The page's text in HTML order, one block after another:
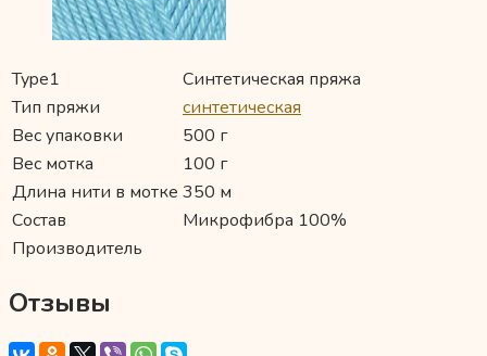
Type1
Синтетическая пряжа
Тип пряжи
синтетическая
Вес упаковки
500 г
Вес мотка
100 г
Длина нити в мотке 350 м
Состав
Микрофибра 100%
Производитель
Отзывы